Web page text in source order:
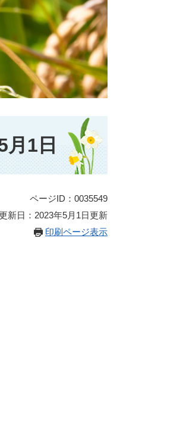
1日
ページID：0035549
新日：2023年5月1日更新
印刷ページ表示